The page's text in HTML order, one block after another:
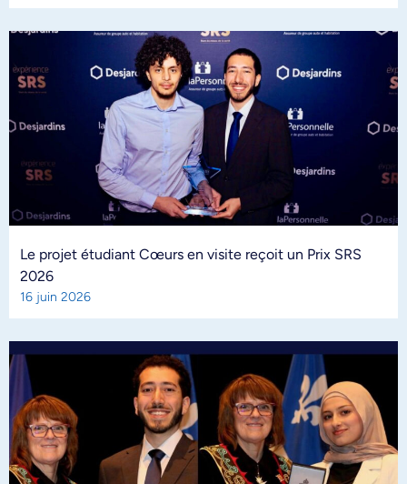
Le projet étudiant Cœurs en visite reçoit un Prix SRS
2026
16 juin 2026